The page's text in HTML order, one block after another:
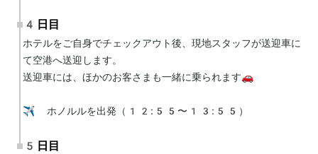
4日目
ホテルをご自身でチェックアウト後、現地スタッフが送迎車に
て空港へ送迎します。
送迎車には、ほかのお客さまも一緒に乗られます🚗
✈️ ホノルルを出発（12:55〜13:55）
5日目